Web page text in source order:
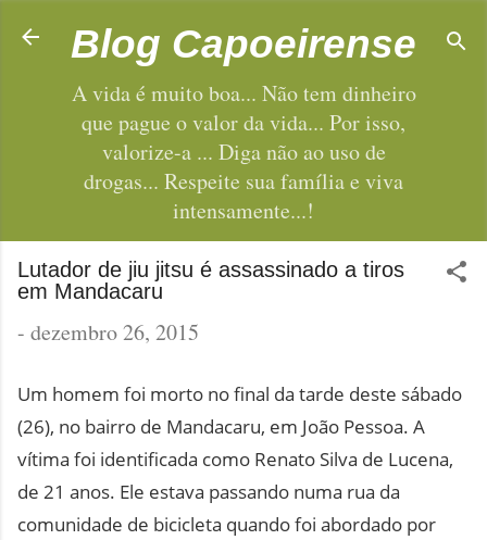
Pular para o conteúdo principal
Blog Capoeirense
A vida é muito boa... Não tem dinheiro
que pague o valor da vida... Por isso,
valorize-a ... Diga não ao uso de
drogas... Respeite sua família e viva
intensamente...!
Lutador de jiu jitsu é assassinado a tiros
em Mandacaru
- dezembro 26, 2015
Um homem foi morto no final da tarde deste sábado
(26), no bairro de Mandacaru, em João Pessoa. A
vítima foi identificada como Renato Silva de Lucena,
de 21 anos. Ele estava passando numa rua da
comunidade de bicicleta quando foi abordado por